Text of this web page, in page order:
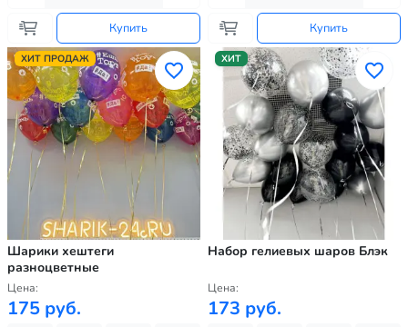
Купить Купить
ХИТ ПРОДАЖ
Шарики хештеги
разноцветные
Цена:
175 руб.
ХИТ
Набор гелиевых шаров Блэк
Цена:
173 руб.